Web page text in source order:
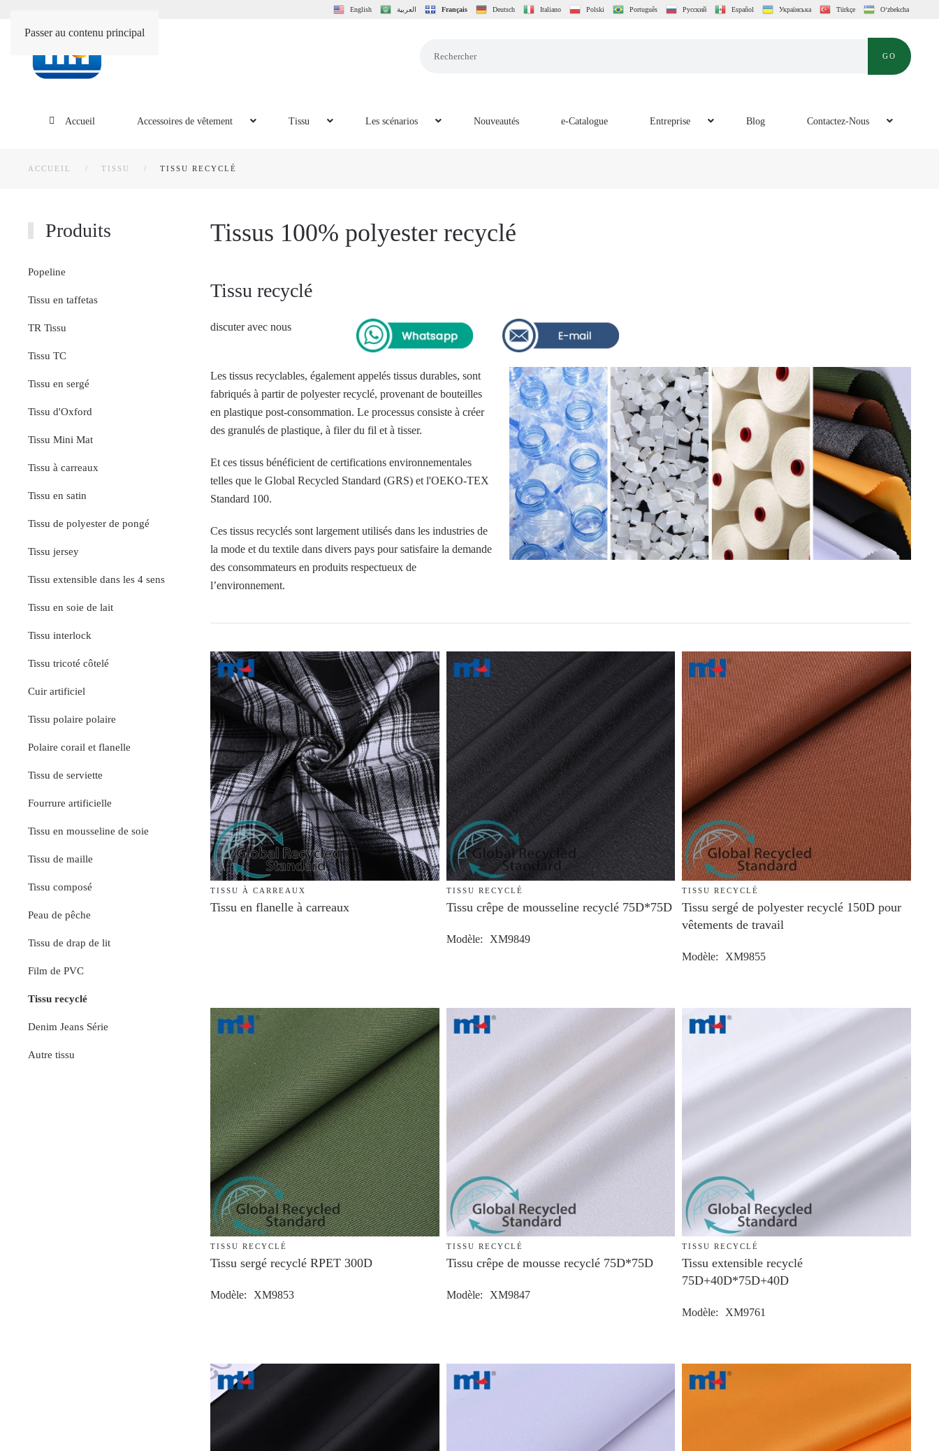
Passer au contenu principal
English العربية Français Deutsch Italiano Polski Português Русский Español Українська Türkçe O‘zbekcha
GO
Accueil Accessoires de vêtement Tissu Les scénarios Nouveautés e-Catalogue Entreprise Blog Contactez-Nous
ACCUEIL TISSU TISSU RECYCLÉ
Produits
Popeline
Tissu en taffetas
TR Tissu
Tissu TC
Tissu en sergé
Tissu d'Oxford
Tissu Mini Mat
Tissu à carreaux
Tissu en satin
Tissu de polyester de pongé
Tissu jersey
Tissu extensible dans les 4 sens
Tissu en soie de lait
Tissu interlock
Tissu tricoté côtelé
Cuir artificiel
Tissu polaire polaire
Polaire corail et flanelle
Tissu de serviette
Fourrure artificielle
Tissu en mousseline de soie
Tissu de maille
Tissu composé
Peau de pêche
Tissu de drap de lit
Film de PVC
Tissu recyclé
Denim Jeans Série
Autre tissu
Tissus 100% polyester recyclé
Tissu recyclé
discuter avec nous
Les tissus recyclables, également appelés tissus durables, sont
fabriqués à partir de polyester recyclé, provenant de bouteilles
en plastique post-consommation. Le processus consiste à créer
des granulés de plastique, à filer du fil et à tisser.
Et ces tissus bénéficient de certifications environnementales
telles que le Global Recycled Standard (GRS) et l'OEKO-TEX
Standard 100.
Ces tissus recyclés sont largement utilisés dans les industries de
la mode et du textile dans divers pays pour satisfaire la demande
des consommateurs en produits respectueux de
l’environnement.
TISSU À CARREAUX
Tissu en flanelle à carreaux
TISSU RECYCLÉ
Tissu crêpe de mousseline recyclé 75D*75D
Modèle XM9849
TISSU RECYCLÉ
Tissu sergé de polyester recyclé 150D pour
vêtements de travail
Modèle XM9855
TISSU RECYCLÉ
Tissu sergé recyclé RPET 300D
Modèle XM9853
TISSU RECYCLÉ
Tissu crêpe de mousse recyclé 75D*75D
Modèle XM9847
TISSU RECYCLÉ
Tissu extensible recyclé
75D+40D*75D+40D
Modèle XM9761